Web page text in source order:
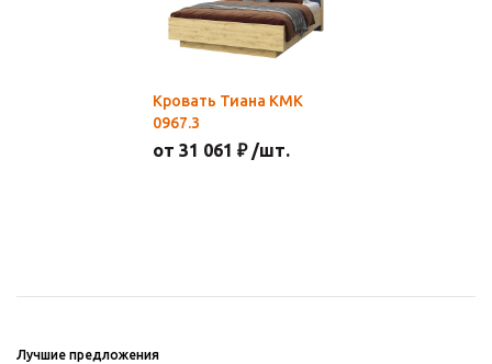
Кровать Тиана КМК
0967.3
от 31 061 ₽ /шт.
Лучшие предложения